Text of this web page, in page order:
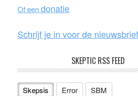
k
Of eendonatie
Schrijf je in voor de
SKEPTIC RSS FEED
Skepsis Error SBM